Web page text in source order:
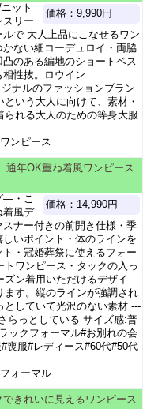
価格：9,990円
ット
リー
で 大人上品にこなせるワン
ない細コーデュロイ・両脇
のある編地のショートベス
相性抜。ロウイン
ナルのファッションブラン
いう大人に向けて、素材・
れる大人のための等身大服
ンピース
通年OK重ね着風ワンピース
価格：14,990円
―・こ
着風デ
ナー付きの前開き仕様・季
いポイント・体のラインを
・冠婚葬祭に使えるフォー
ワンピース・タックの入っ
ン着用いただけるデザイ
ます。縦のラインが強調され
していて光沢のない素材 ---
らっとしている サイズ感:普
ックフォーマル#お別れの会
喪服#レディース#60代#50代
ォーマル
できれいに見えるワンピース